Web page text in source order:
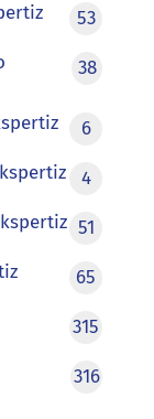
53
38
6
4
51
65
315
316